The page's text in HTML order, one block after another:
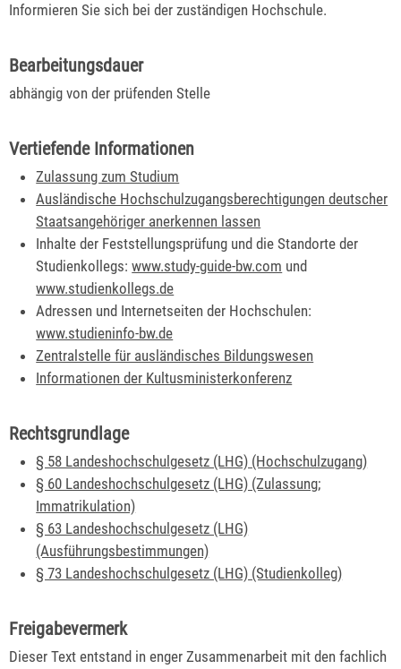
Informieren Sie sich bei der zuständigen Hochschule.
Bearbeitungsdauer
abhängig von der prüfenden Stelle
Vertiefende Informationen
Zulassung zum Studium
Ausländische Hochschulzugangsberechtigungen deutscher
Staatsangehöriger anerkennen lassen
Inhalte der Feststellungsprüfung und die Standorte der
Studienkollegs:www.study-guide-bw.com und
www.studienkollegs.de
Adressen und Internetseiten der Hochschulen:
www.studieninfo-bw.de
Zentralstelle für ausländisches Bildungswesen
Informationen der Kultusministerkonferenz
Rechtsgrundlage
§ 58 Landeshochschulgesetz (LHG) (Hochschulzugang)
§ 60 Landeshochschulgesetz (LHG) (Zulassung;
Immatrikulation)
§ 63 Landeshochschulgesetz (LHG)
(Ausführungsbestimmungen)
§ 73 Landeshochschulgesetz (LHG) (Studienkolleg)
Freigabevermerk
Dieser Text entstand in enger Zusammenarbeit mit den fachlich